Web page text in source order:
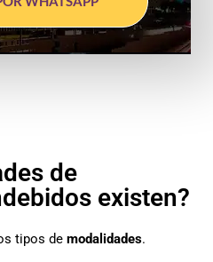
de
existen?
tipos de modalidades.